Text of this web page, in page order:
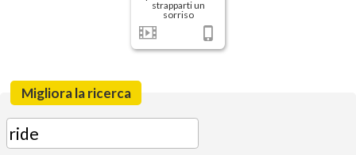
strapparti un
sorriso
Migliora la ricerca